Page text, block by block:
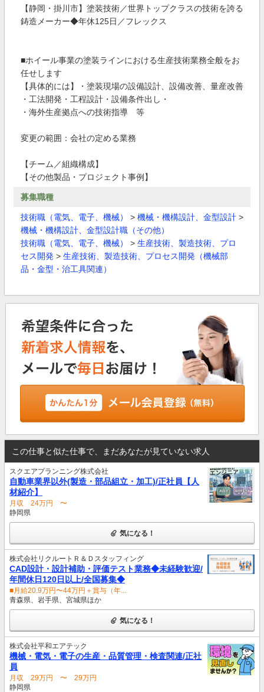
【静岡・掛川市】塗装技術／世界トップクラスの技術を誇る
鋳造メーカー◆年休125日／フレックス
■ホイール事業の塗装ラインにおける生産技術業務全般をお
任せします
【具体的には】・塗装現場の設備設計、設備改善、量産改善
・工法開発・工程設計・設備条件出し・
・海外生産拠点への技術指導 等
変更の範囲：会社の定める業務
【チーム／組織構成】
【その他製品・プロジェクト事例】
募集職種
技術職（電気、電子、機械） > 機械・機構設計、金型設計 >
機械・機構設計、金型設計職（その他）
技術職（電気、電子、機械）
> 生産技術、製造技術、プロ
セス開発 > 生産技術、製造技術、プロセス開発（機械部
品・金型・治工具関連）
この仕事と似た仕事で、まだあなたが見ていない求人
スクエアプランニング株式会社
自動車業界以外(製造・部品組立・加工)/正社員【人
材紹介】
月収 24万円 〜
静岡県
気になる！
株式会社リクルートＲ＆Ｄスタッフィング
CAD設計・設計補助・評価テスト業務◆未経験歓迎/
年間休日120日以上/全国募集◆
■月給20.9万円〜44万円＋賞与（年...
青森県、岩手県、宮城県ほか
気になる！
株式会社平和エアテック
機械・電気・電子の生産・品質管理・検査関連/正社
員
月収 29万円 〜 29万円
静岡県